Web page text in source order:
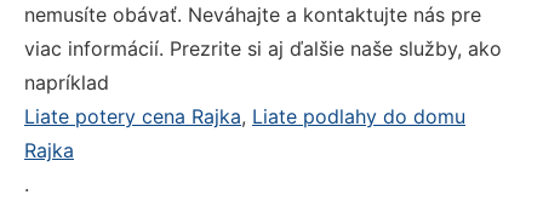
nemusíte obávať. Neváhajte a kontaktujte nás pre
viac informácií. Prezrite si aj ďalšie naše služby, ako
napríklad
Liate potery cena Rajka, Liate podlahy do domu
Rajka
.